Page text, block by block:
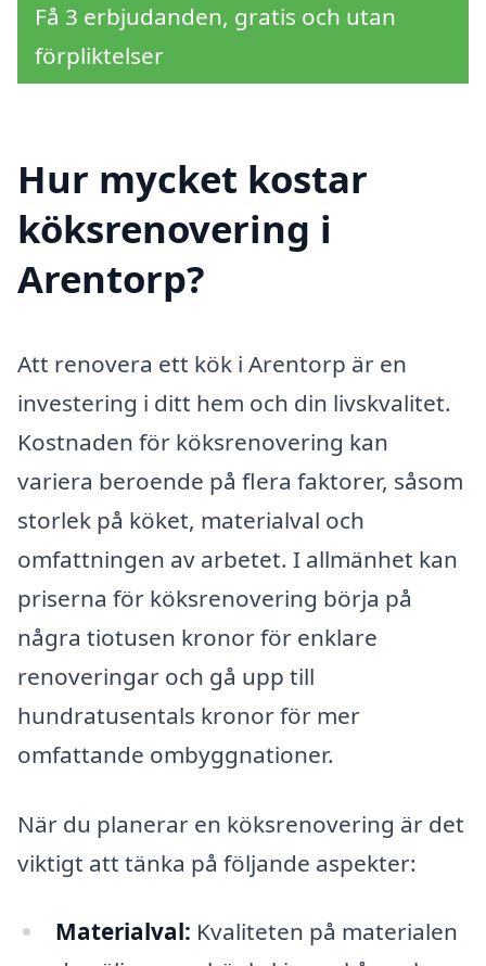
Få 3 erbjudanden, gratis och utan
förpliktelser
Hur mycket kostar
köksrenovering i
Arentorp?
Att renovera ett kök i Arentorp är en
investering i ditt hem och din livskvalitet.
Kostnaden för köksrenovering kan
variera beroende på flera faktorer, såsom
storlek på köket, materialval och
omfattningen av arbetet. I allmänhet kan
priserna för köksrenovering börja på
några tiotusen kronor för enklare
renoveringar och gå upp till
hundratusentals kronor för mer
omfattande ombyggnationer.
När du planerar en köksrenovering är det
viktigt att tänka på följande aspekter:
Materialval: Kvaliteten på materialen